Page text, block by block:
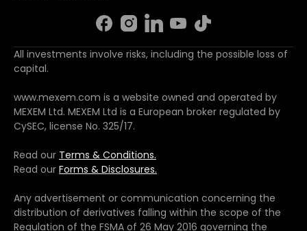
All investments involve risks, including the possible loss of
capital.
www.mexem.com is a website owned and operated by
MEXEM Ltd. MEXEM Ltd is a European broker regulated by
CySEC, license No. 325/17.
Read our Terms & Conditions.
Read our Forms & Disclosures.
Any advertisement or communication concerning the
distribution of derivatives falling within the scope of the
Regulation of the FSMA of 26 May 2016 governing the